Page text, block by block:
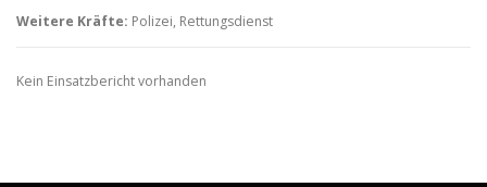
Weitere Kräfte: Polizei, Rettungsdienst
Kein Einsatzbericht vorhanden